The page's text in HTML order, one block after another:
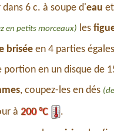
6 c. à soupe d'eau
en petits morceaux) les
briséeen 4 parties
portion en un disque de
, coupez-les en dés
à 200 °C .